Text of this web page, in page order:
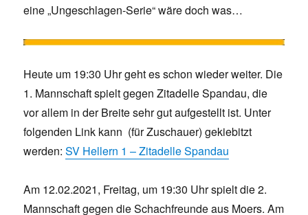
eine „Ungeschlagen-Serie“ wäre doch was…
Heute um 19:30 Uhr geht es schon wieder weiter. Die
1. Mannschaft spielt gegen Zitadelle Spandau, die
vor allem in der Breite sehr gut aufgestellt ist. Unter
folgenden Link kann (für Zuschauer) gekiebitzt
werden:SV Hellern 1 – Zitadelle Spandau
Am 12.02.2021, Freitag, um 19:30 Uhr spielt die 2.
Mannschaft gegen die Schachfreunde aus Moers. Am